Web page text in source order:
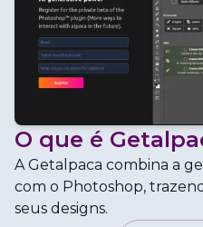
O que é
A Getalpaca combina a
com o Photoshop,
seus designs.